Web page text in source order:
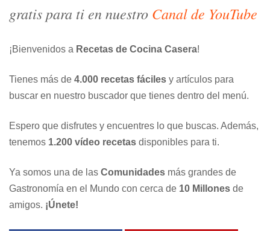
gratis para ti en nuestro Canal de YouTube
¡Bienvenidos a Recetas de Cocina Casera!
Tienes más de 4.000 recetas fáciles y artículos para
buscar en nuestro buscador que tienes dentro del menú.
Espero que disfrutes y encuentres lo que buscas. Además,
tenemos 1.200 vídeo recetas disponibles para ti.
Ya somos una de las Comunidades más grandes de
Gastronomía en el Mundo con cerca de 10 Millones de
amigos. ¡Únete!